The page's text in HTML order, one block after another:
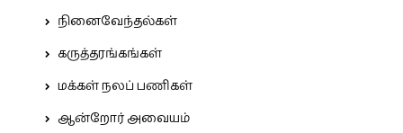
நினைவேந்தல்கள்
கருத்தரங்கங்கள்
மக்கள் நலப் பணிகள்
ஆன்றோர் அவையம்